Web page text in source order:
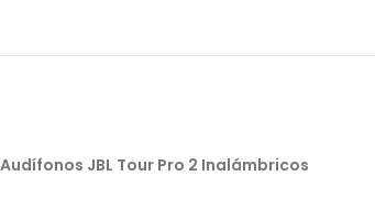
Audífonos JBL Tour Pro 2 Inalámbricos